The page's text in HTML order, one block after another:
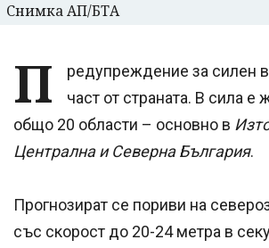
Снимка АП/БТА
П
редупреждение за силен
част от страната. В сила е
общо 20 области – основно в
Централна и Северна България.
Прогнозират се пориви на
със скорост до 20-24 метра в